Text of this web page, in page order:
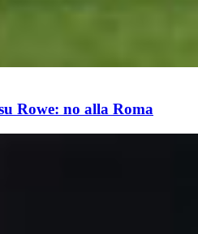
Rowe: no alla Roma